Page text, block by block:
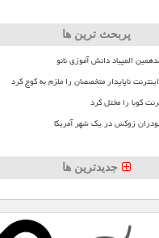
پربحث ترین ها
المپیاد دانش آموزی نانو
ناپایدار متخصصان را ملزم به کوچ کرد
کوبا را مختل کرد
زوکس در یک شهر آمریکا
جدیدترین ها